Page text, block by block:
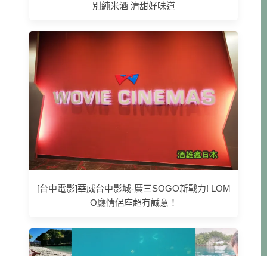
別純米酒 清甜好味道
[台中電影]華威台中影城-廣三SOGO新戰力! LOM
O廳情侶座超有誠意！